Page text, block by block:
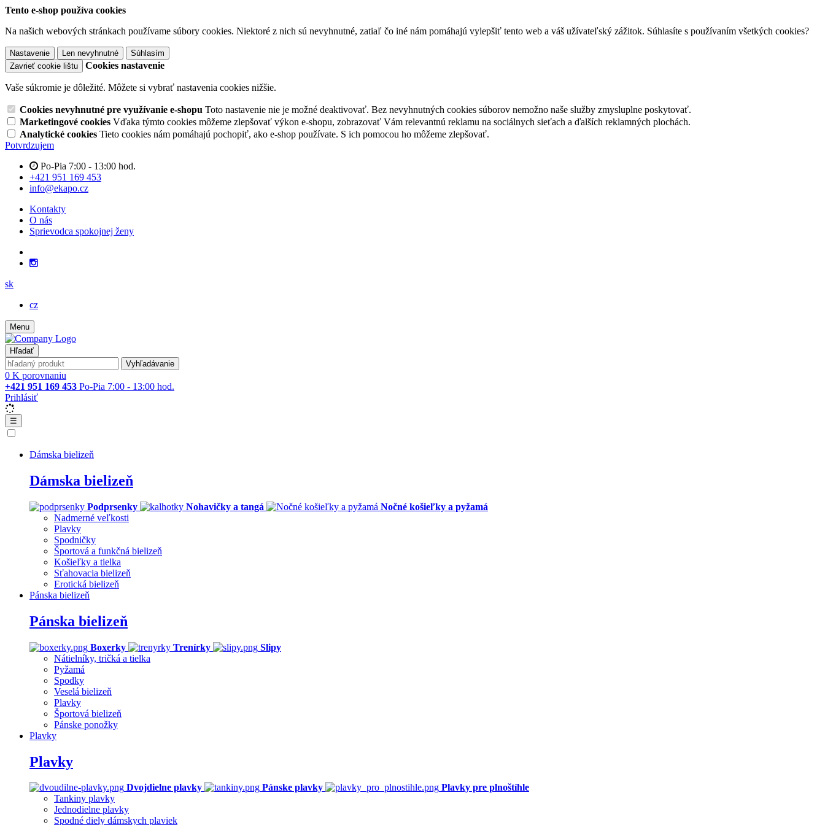
Tento e-shop používa cookies
Na našich webových stránkach používame súbory cookies. Niektoré z nich sú nevyhnutné, zatiaľ čo iné nám pomáhajú vylepšiť tento web a váš užívateľský zážitok. Súhlasíte s používaním všetkých cookies?
Nastavenie Len nevyhnutné
Súhlasím
Zavrieť cookie lištu
Cookies nastavenie
Vaše súkromie je dôležité. Môžete si vybrať nastavenia cookies nižšie.
Cookies nevyhnutné pre využívanie e-shopu Toto nastavenie nie je možné deaktivovať. Bez nevyhnutných cookies súborov nemožno naše služby zmysluplne poskytovať.
Marketingové cookies Vďaka týmto cookies môžeme zlepšovať výkon e-shopu, zobrazovať Vám relevantnú reklamu na sociálnych sieťach a ďalších reklamných plochách.
Analytické cookies Tieto cookies nám pomáhajú pochopiť, ako e-shop používate. S ich pomocou ho môžeme zlepšovať.
Potvrdzujem
Po-Pia 7:00 - 13:00 hod.
+421 951 169 453
info@ekapo.cz
Kontakty
O nás
Sprievodca spokojnej ženy
sk
cz
Menu
Hľadať
Vyhľadávanie
0 K porovnaniu
+421 951 169 453 Po-Pia 7:00 - 13:00 hod.
Prihlásiť
☰
Dámska bielizeň
Dámska bielizeň
Podprsenky Nohavičky a tangá
Nočné košieľky a pyžamá
Nadmerné veľkosti
Plavky
Spodničky
Športová a funkčná bielizeň
Košieľky a tielka
Sťahovacia bielizeň
Erotická bielizeň
Pánska bielizeň
Pánska bielizeň
Boxerky Trenírky
Slipy
Nátielníky, tričká a tielka
Pyžamá
Spodky
Veselá bielizeň
Plavky
Športová bielizeň
Pánske ponožky
Plavky
Plavky
Dvojdielne plavky Pánske plavky
Plavky pre plnoštíhle
Tankiny plavky
Jednodielne plavky
Spodné diely dámskych plaviek